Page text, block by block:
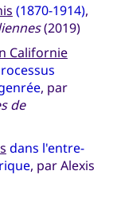
(1870-1914),
(2019)
Californie
, par
de
dans l'entre-
, par Alexis